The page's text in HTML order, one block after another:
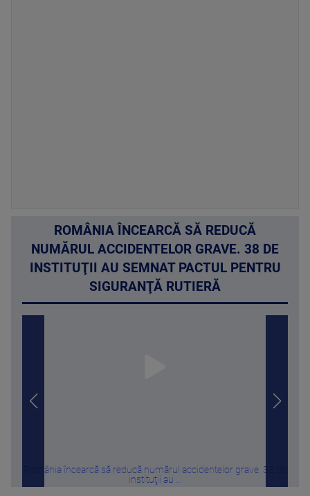
ROMÂNIA ÎNCEARCĂ SĂ REDUCĂ
NUMĂRUL ACCIDENTELOR GRAVE. 38 DE
INSTITUŢII AU SEMNAT PACTUL PENTRU
SIGURANŢĂ RUTIERĂ
România încearcă să reducă numărul accidentelor grave. 38 de
instituţii au ...